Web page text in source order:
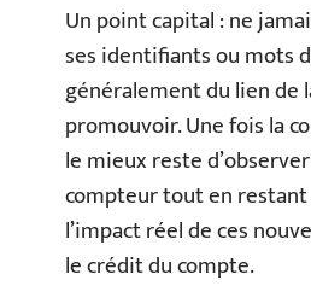
Un point capital : ne
ses identifiants ou mots
généralement du lien de
promouvoir. Une fois la
le mieux reste
compteur tout en
l’impact réel de ces
le crédit du compte.